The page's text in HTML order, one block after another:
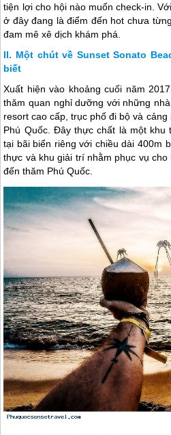
tiện lợi cho hội nào muốn check-in.
ở đây đang là điểm đến hot chưa
đam mê xê dịch khám phá.
Một chút về Sunset Sonato
biết
Xuất hiện vào khoảng cuối năm
thăm quan nghỉ dưỡng với những
resort cao cấp, trục phố đi bộ và
Phú Quốc. Đây thực chất là một khu
tại bãi biển riêng với chiều dài 400m
thực và khu giải trí nhằm phục vụ
đến thăm Phú Quốc.